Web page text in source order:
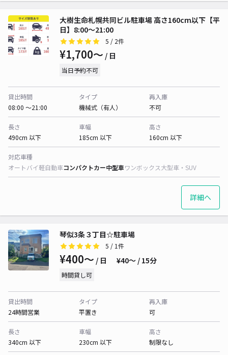
大樹生命札幌共同ビル駐車場 高さ160cm以下【平
日】8:00～21:00
5 / 2件
¥1,700〜 / 日
当日予約不可
貸出時間
08:00 〜21:00
タイプ
機械式（有人）
再入庫
不可
長さ
490cm 以下
車幅
185cm 以下
高さ
160cm 以下
対応車種
オートバイ軽自動車コンパクトカー中型車ワンボックス大型車・SUV
詳細へ
琴似3条３丁目☆駐車場
5 / 1件
¥400〜 / 日 ¥40〜 / 15分
時間貸し可
貸出時間
24時間営業
タイプ
平置き
再入庫
可
長さ
340cm 以下
車幅
230cm 以下
高さ
制限なし